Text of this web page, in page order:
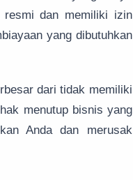
resmi dan memiliki izin
yang dibutuhkan
dari tidak memiliki
menutup bisnis yang
Anda dan merusak